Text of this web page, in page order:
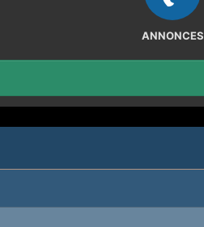
ANNONCES